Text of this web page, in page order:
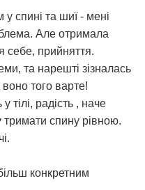
спині та шиї - мені
Але отримала
себе, прийняття.
та нарешті зізналась
того варте!
тілі, радість , наче
спину рівною.
конкретним